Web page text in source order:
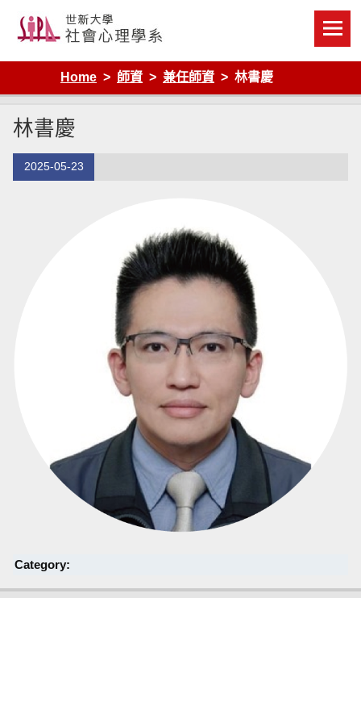
content
Home 師資 兼任師資 林書慶
林書慶
2025-05-23
Category: